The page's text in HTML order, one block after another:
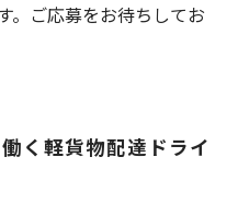
。ご応募をお待ちしてお
く軽貨物配達ドライ